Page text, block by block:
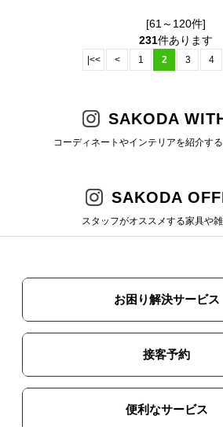
[61～120件]
231件あります
|<< < 1 2 3 4
SAKODA
コーディネートやインテリアを紹介す
SAKODA
スタッフがオススメする家具や
お困り解決サービス
接客予約
便利なサービス